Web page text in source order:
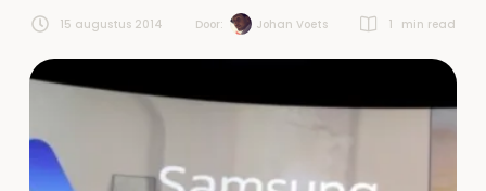
15 augustus 2014 Door: Johan Voets 1 min read